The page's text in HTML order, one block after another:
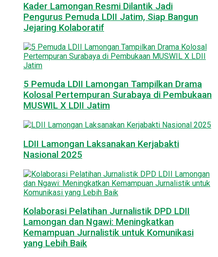
Kader Lamongan Resmi Dilantik Jadi
Pengurus Pemuda LDII Jatim, Siap Bangun
Jejaring Kolaboratif
5 Pemuda LDII Lamongan Tampilkan Drama
Kolosal Pertempuran Surabaya di Pembukaan
MUSWIL X LDII Jatim
LDII Lamongan Laksanakan Kerjabakti
Nasional 2025
Kolaborasi Pelatihan Jurnalistik DPD LDII
Lamongan dan Ngawi: Meningkatkan
Kemampuan Jurnalistik untuk Komunikasi
yang Lebih Baik